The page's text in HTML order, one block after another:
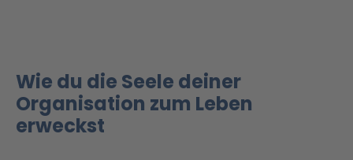
Wie du die Seele deiner
Organisation zum Leben
erweckst